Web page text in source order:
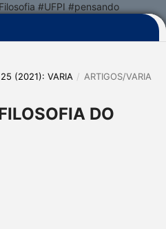
#UFPI #pensando
(2021): VARIA / ARTIGOS/VARIA
DO